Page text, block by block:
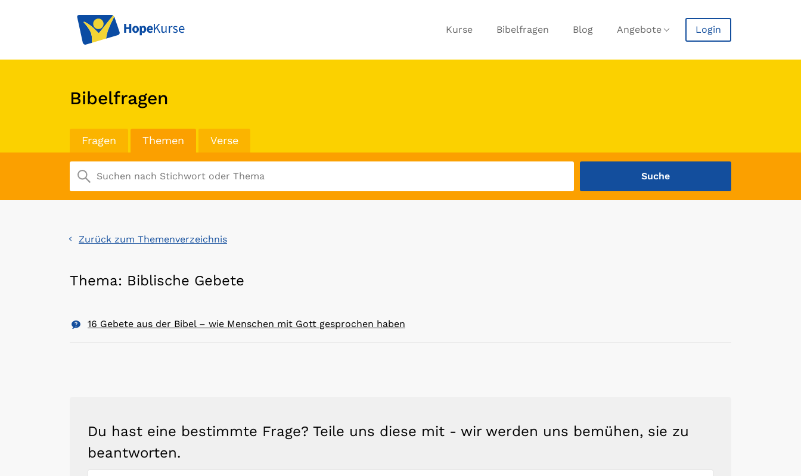
Kurse Bibelfragen Blog Angebote Login
Bibelfragen
Fragen Themen Verse
Zurück zum Themenverzeichnis
Thema: Biblische Gebete
16 Gebete aus der Bibel – wie Menschen mit Gott gesprochen haben
Du hast eine bestimmte Frage? Teile uns diese mit - wir werden uns bemühen, sie zu
beantworten.